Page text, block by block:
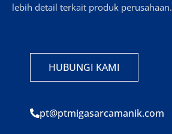
lebih detail terkait produk perusahaan.
HUBUNGI KAMI
pt@ptmigasarcamanik.com